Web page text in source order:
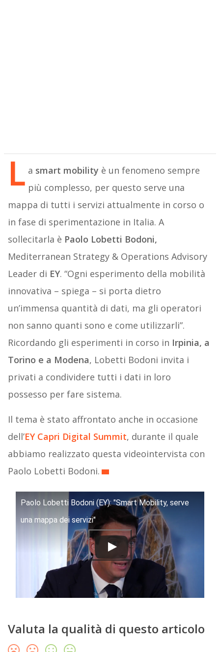
L a smart mobility è un fenomeno sempre
più complesso, per questo serve una
mappa di tutti i servizi attualmente in corso o
in fase di sperimentazione in Italia. A
sollecitarla è Paolo Lobetti Bodoni,
Mediterranean Strategy & Operations Advisory
Leader di EY. “Ogni esperimento della mobilità
innovativa – spiega – si porta dietro
un’immensa quantità di dati, ma gli operatori
non sanno quanti sono e come utilizzarli”.
Ricordando gli esperimenti in corso in Irpinia, a
Torino e a Modena, Lobetti Bodoni invita i
privati a condividere tutti i dati in loro
possesso per fare sistema.
Il tema è stato affrontato anche in occasione
dell’EY Capri Digital Summit, durante il quale
abbiamo realizzato questa videointervista con
Paolo Lobetti Bodoni.
Paolo Lobetti Bodoni (EY): "Smart Mobility, serve
una mappa dei servizi"
Valuta la qualità di questo articolo